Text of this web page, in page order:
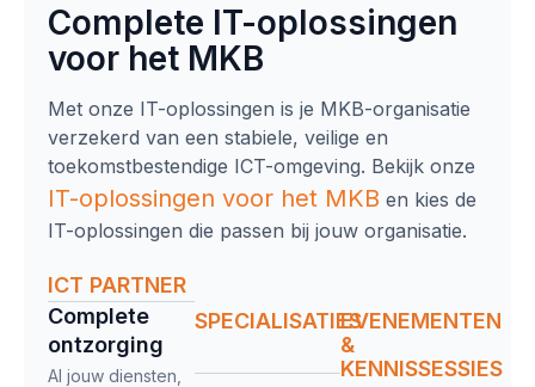
Complete IT-oplossingen
voor het MKB
Met onze IT-oplossingen is je MKB-organisatie
verzekerd van een stabiele, veilige en
toekomstbestendige ICT-omgeving. Bekijk onze
IT-oplossingen voor het MKB en kies de
IT-oplossingen die passen bij jouw organisatie.
ICT PARTNER
Complete
ontzorging​
Al jouw diensten,
SPECIALISATIESEVENEMENTEN
&
KENNISSESSIES